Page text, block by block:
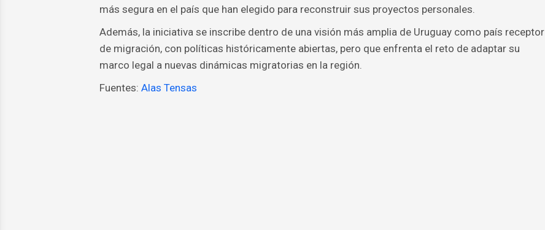
más segura en el país que han elegido para reconstruir sus proyectos personales.
Además, la iniciativa se inscribe dentro de una visión más amplia de Uruguay como país receptor
de migración, con políticas históricamente abiertas, pero que enfrenta el reto de adaptar su
marco legal a nuevas dinámicas migratorias en la región.
Fuentes: Alas Tensas